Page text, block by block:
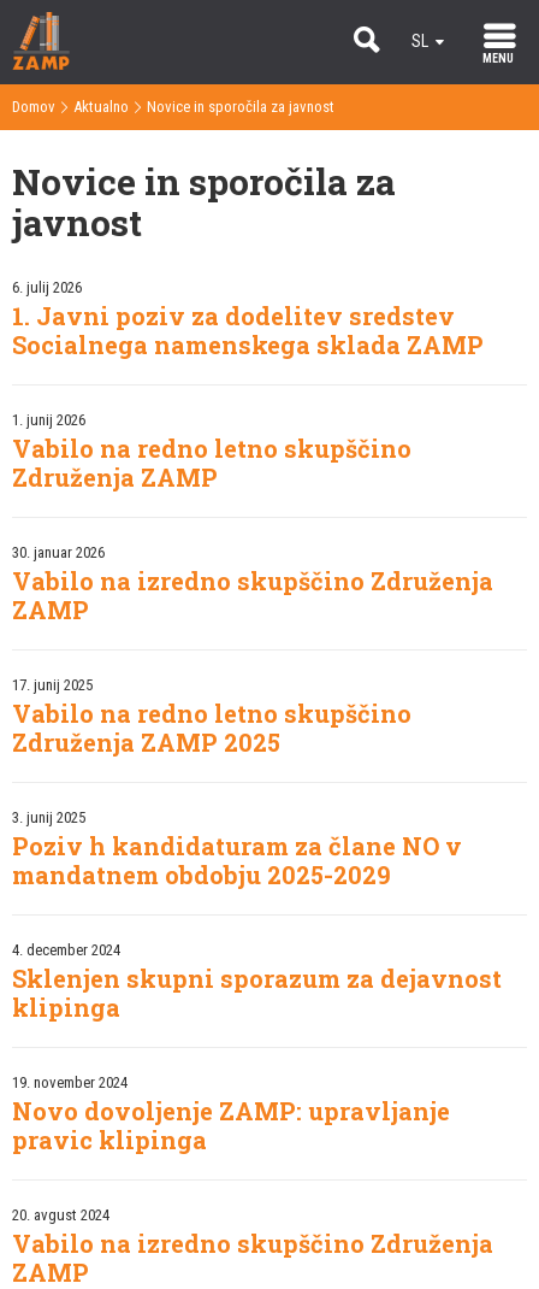
MENU
SL
Domov > Aktualno > Novice in sporočila za javnost
Novice in sporočila za
javnost
6. julij 2026
1. Javni poziv za dodelitev sredstev
Socialnega namenskega sklada ZAMP
1. junij 2026
Vabilo na redno letno skupščino
Združenja ZAMP
30. januar 2026
Vabilo na izredno skupščino Združenja
ZAMP
17. junij 2025
Vabilo na redno letno skupščino
Združenja ZAMP 2025
3. junij 2025
Poziv h kandidaturam za člane NO v
mandatnem obdobju 2025-2029
4. december 2024
Sklenjen skupni sporazum za dejavnost
klipinga
19. november 2024
Novo dovoljenje ZAMP: upravljanje
pravic klipinga
20. avgust 2024
Vabilo na izredno skupščino Združenja
ZAMP